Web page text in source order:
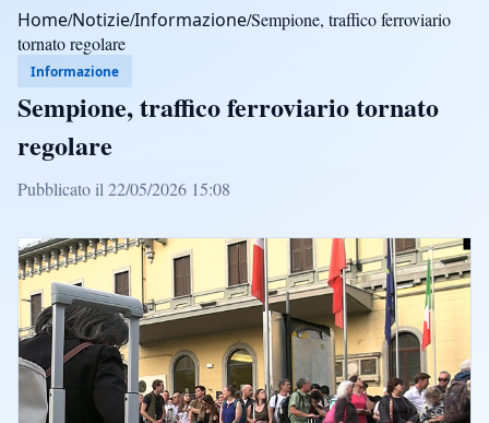
Home/Notizie/Informazione/Sempione, traffico ferroviario
tornato regolare
Informazione
Sempione, traffico ferroviario tornato
regolare
Pubblicato il 22/05/2026 15:08